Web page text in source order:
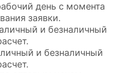
день с момента
заявки.
и безналичный